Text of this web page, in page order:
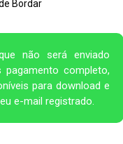
Bordar
não será enviado
completo,
para download e
e-mail registrado.